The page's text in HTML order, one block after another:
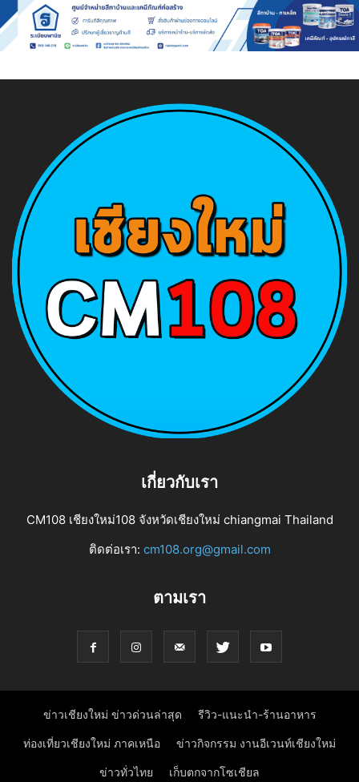
เกี่ยวกับเรา
CM108 เชียงใหม่108 จังหวัดเชียงใหม่ chiangmai Thailand
ติดต่อเรา: cm108.org@gmail.com
ตามเรา
ข่าวเชียงใหม่ ข่าวด่วนล่าสุด รีวิว-แนะนำ-ร้านอาหาร
ท่องเที่ยวเชียงใหม่ ภาคเหนือ ข่าวกิจกรรม งานอีเวนท์เชียงใหม่
ข่าวทั่วไทย เก็บตกจากโซเชียล